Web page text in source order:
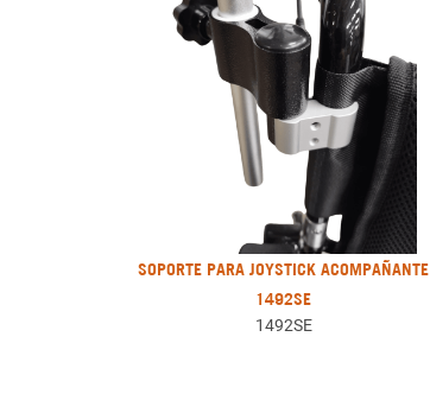
SOPORTE PARA JOYSTICK ACOMPAÑANTE
1492SE
1492SE